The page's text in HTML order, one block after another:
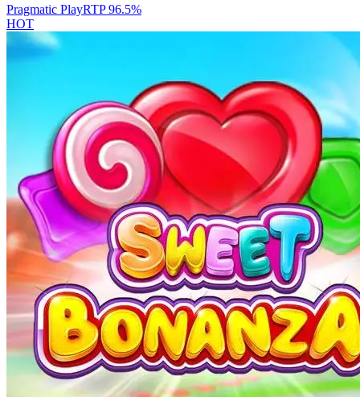
Pragmatic PlayRTP96.5%
HOT